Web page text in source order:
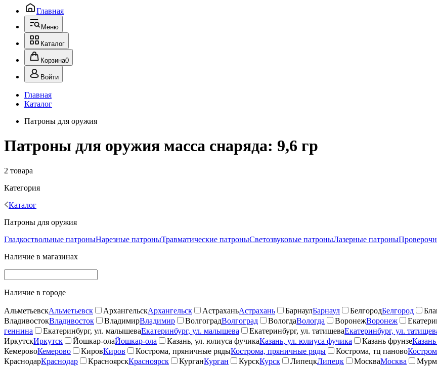
Главная
Меню
Каталог
Корзина0
Войти
Главная
Каталог
Патроны для оружия
Патроны для оружия масса снаряда: 9,6 гр
2 товара
Категория
Каталог
Патроны для оружия
Гладкоствольные патроныНарезные патроныТравматические патроныСветозвуковые патроныЛазерные патроны
Наличие в магазинах
Наличие в городе
АльметьевскАльметьевск АрхангельскАрхангельск АстраханьАстрахань БарнаулБарнаул БелгородБелгород
ВладивостокВладивосток ВладимирВладимир ВолгоградВолгоград ВологдаВологда ВоронежВоронеж
геннина
Екатеринбург, ул. малышеваЕкатеринбург, ул. малышева Екатеринбург, ул. татищеваЕкатеринбург, ул.
ИркутскИркутск Йошкар-олаЙошкар-ола Казань, ул. юлиуса фучикаКазань, ул. юлиуса фучика Казань фрунзе
КемеровоКемерово КировКиров Кострома, пряничные рядыКострома, пряничные ряды Кострома, тц паново
КраснодарКраснодар КрасноярскКрасноярск КурганКурган КурскКурск ЛипецкЛипецк МоскваМосква